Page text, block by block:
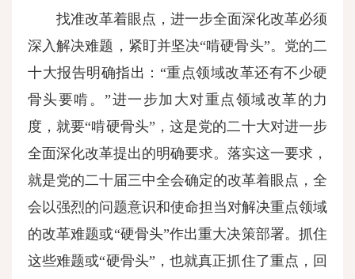
找准改革着眼点，进一步全面深化改革必须
深入解决难题，紧盯并坚决“啃硬骨头”。党的二
十大报告明确指出：“重点领域改革还有不少硬
骨头要啃。”进一步加大对重点领域改革的力
度，就要“啃硬骨头”，这是党的二十大对进一步
全面深化改革提出的明确要求。落实这一要求，
就是党的二十届三中全会确定的改革着眼点，全
会以强烈的问题意识和使命担当对解决重点领域
的改革难题或“硬骨头”作出重大决策部署。抓住
这些难题或“硬骨头”，也就真正抓住了重点，回